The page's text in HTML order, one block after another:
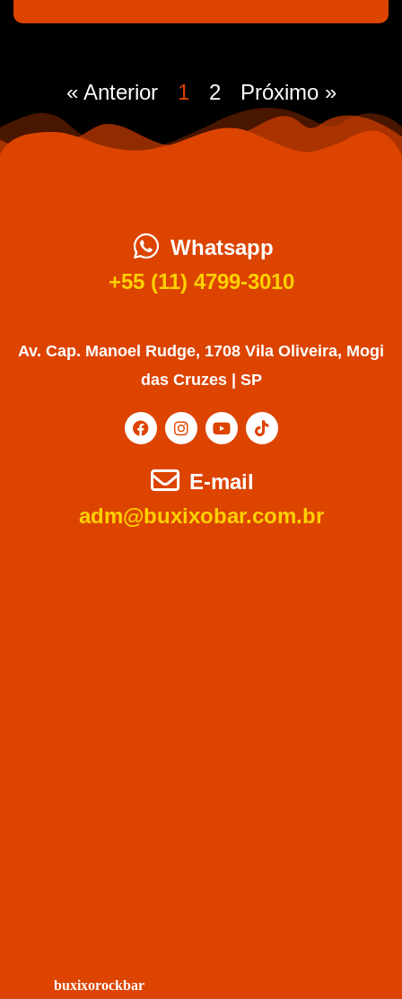
« Anterior 1 2 Próximo »
Whatsapp
+55 (11) 4799-3010
Av. Cap. Manoel Rudge, 1708 Vila Oliveira, Mogi
das Cruzes | SP
E-mail
adm@buxixobar.com.br
buxixorockbar